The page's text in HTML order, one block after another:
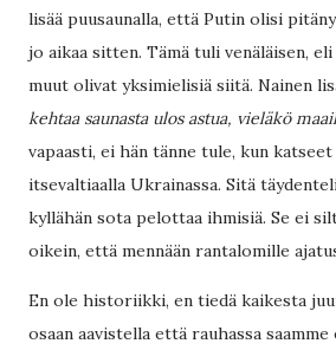
lisää puusaunalla, että Putin olisi
jo aikaa sitten. Tämä tuli venäläisen,
muut olivat yksimielisiä siitä. Nainen
kehtaa saunasta ulos astua, vieläkö
vapaasti, ei hän tänne tule, kun
itsevaltiaalla Ukrainassa. Sitä
kyllähän sota pelottaa ihmisiä. Se ei
oikein, että mennään rantalomille
En ole historiikki, en tiedä kaikesta
osaan aavistella että rauhassa saamme